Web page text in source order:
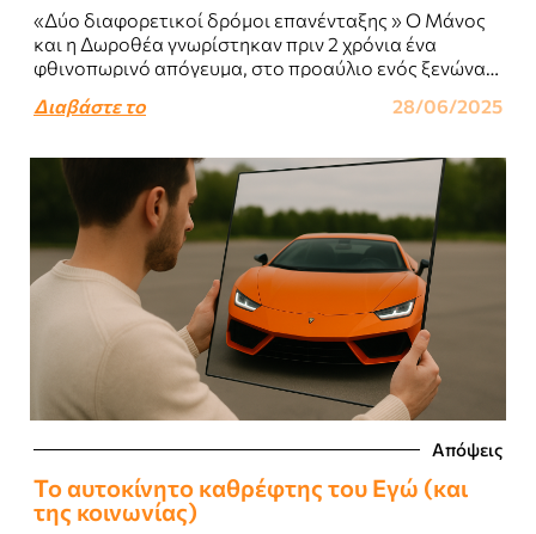
«Δύο διαφορετικοί δρόμοι επανένταξης » Ο Μάνος
και η Δωροθέα γνωρίστηκαν πριν 2 χρόνια ένα
φθινοπωρινό απόγευμα, στο προαύλιο ενός ξενώνα
Διαβάστε το 28/06/2025
Απόψεις
Το αυτοκίνητο καθρέφτης του Eγώ (και
της κοινωνίας)